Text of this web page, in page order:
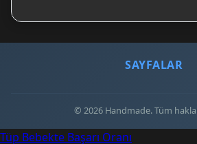
SAYFALAR
© 2026 Handmade. Tüm
Tüp Bebekte Başarı Oranı